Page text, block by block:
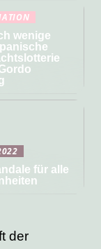
wenige
für alle
der